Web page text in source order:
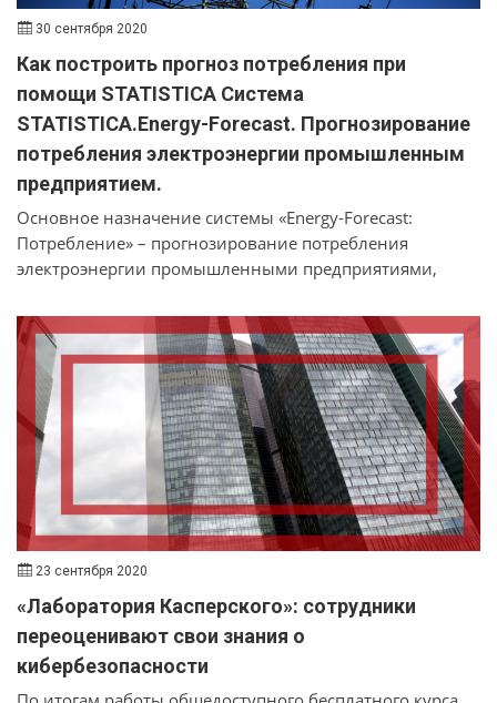
30 сентября 2020
Как построить прогноз потребления при
помощи STATISTICA Система
STATISTICA.Energy-Forecast. Прогнозирование
потребления электроэнергии промышленным
предприятием.
Основное назначение системы «Energy-Forecast:
Потребление» – прогнозирование потребления
электроэнергии промышленными предприятиями,
23 сентября 2020
«Лаборатория Касперского»: сотрудники
переоценивают свои знания о
кибербезопасности